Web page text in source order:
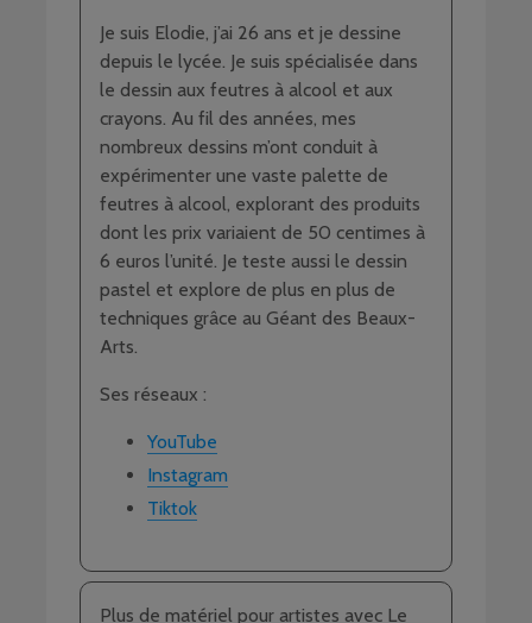
Je suis Elodie, j’ai 26 ans et je dessine
depuis le lycée. Je suis spécialisée dans
le dessin aux feutres à alcool et aux
crayons. Au fil des années, mes
nombreux dessins m’ont conduit à
expérimenter une vaste palette de
feutres à alcool, explorant des produits
dont les prix variaient de 50 centimes à
6 euros l’unité. Je teste aussi le dessin
pastel et explore de plus en plus de
techniques grâce au Géant des Beaux-
Arts.
Ses réseaux :
YouTube
Instagram
Tiktok
Plus de matériel pour artistes avec Le